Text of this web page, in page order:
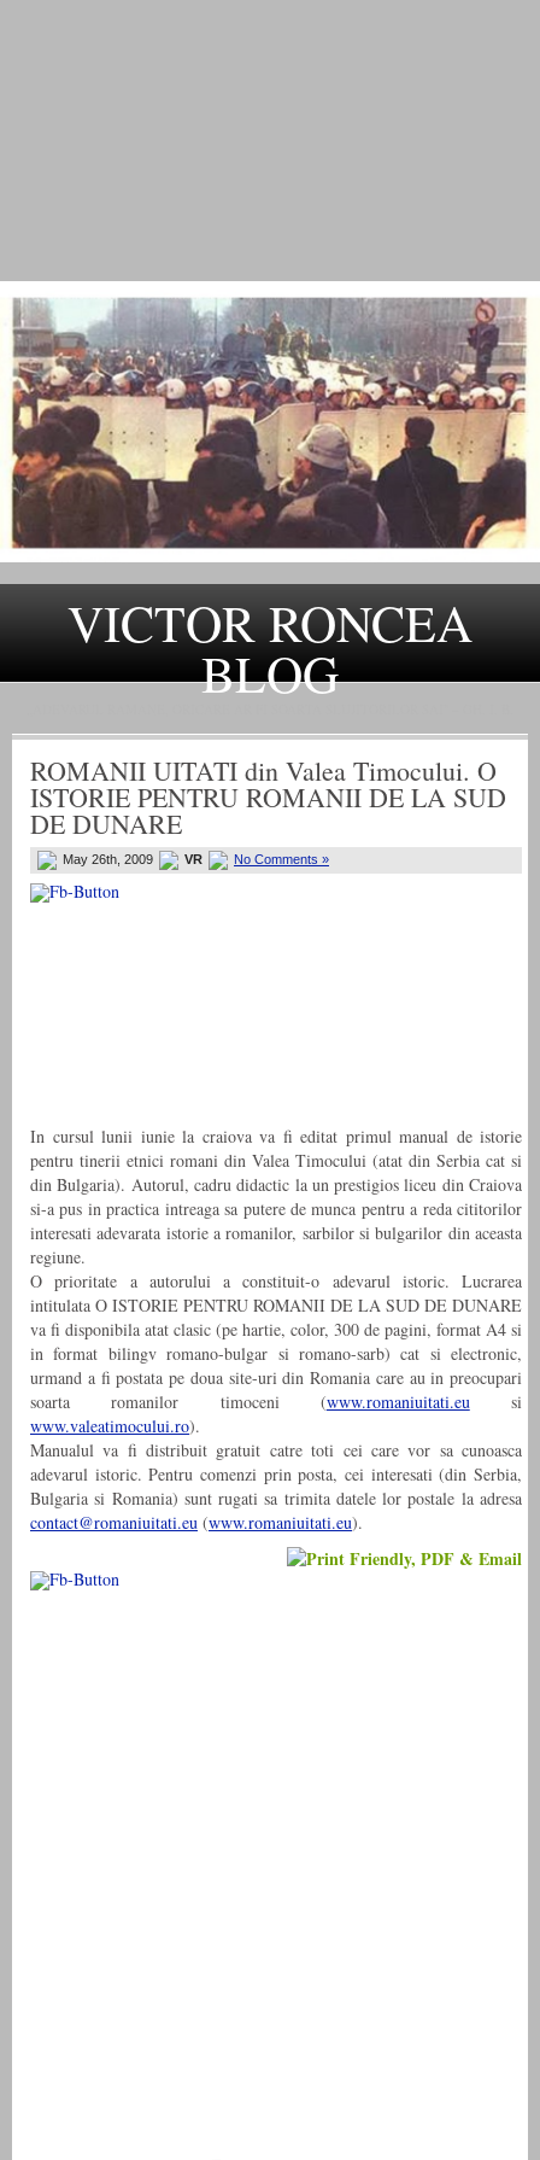
VICTOR RONCEA
BLOG
ROMANII UITATI din Valea Timocului. O
ISTORIE PENTRU ROMANII DE LA SUD
DE DUNARE
May 26th, 2009 VR No Comments »
In cursul lunii iunie la craiova va fi editat primul manual de istorie
pentru tinerii etnici romani din Valea Timocului (atat din Serbia cat si
din Bulgaria). Autorul, cadru didactic la un prestigios liceu din Craiova
si-a pus in practica intreaga sa putere de munca pentru a reda cititorilor
interesati adevarata istorie a romanilor, sarbilor si bulgarilor din aceasta
regiune.
O prioritate a autorului a constituit-o adevarul istoric. Lucrarea
intitulata O ISTORIE PENTRU ROMANII DE LA SUD DE DUNARE
va fi disponibila atat clasic (pe hartie, color, 300 de pagini, format A4 si
in format bilingv romano-bulgar si romano-sarb) cat si electronic,
urmand a fi postata pe doua site-uri din Romania care au in preocupari
soarta romanilor timoceni (www.romaniuitati.eusi
www.valeatimocului.ro).
Manualul va fi distribuit gratuit catre toti cei care vor sa cunoasca
adevarul istoric. Pentru comenzi prin posta, cei interesati (din Serbia,
Bulgaria si Romania) sunt rugati sa trimita datele lor postale la adresa
contact@romaniuitati.eu (www.romaniuitati.eu).